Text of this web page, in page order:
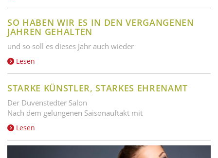
SO HABEN WIR ES IN DEN VERGANGENEN
JAHREN GEHALTEN
und so soll es dieses Jahr auch wieder
Lesen
STARKE KÜNSTLER, STARKES EHRENAMT
Der Duvenstedter Salon
Nach dem gelungenen Saisonauftakt mit
Lesen